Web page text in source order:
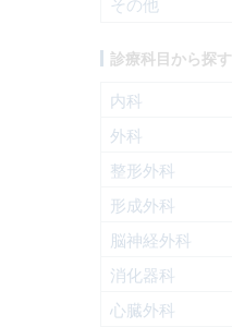
その他
診療科目から探す
内科
外科
整形外科
形成外科
脳神経外科
消化器科
心臓外科